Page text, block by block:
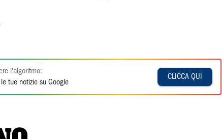
l'algoritmo:
tue notizie su Google
CLICCA QUI